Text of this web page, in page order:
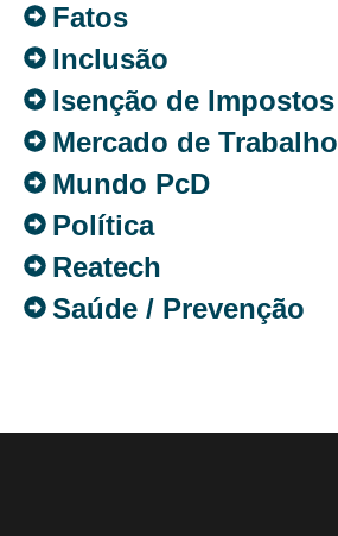
Fatos
Inclusão
Isenção de Impostos
Mercado de Trabalho
Mundo PcD
Política
Reatech
Saúde / Prevenção